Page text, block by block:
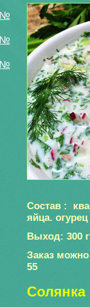
№
№
№
Состав :
яйца.
Выход: 300
Заказ можно
55
Солянка